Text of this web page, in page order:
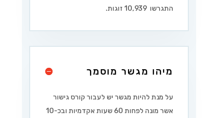
התגרשו 10,939 זוגות.
מיהו מגשר מוסמך
על מנת להיות מגשר יש לעבור קורס גישור
אשר מונה לפחות 60 שעות אקדמיות ובכ-10